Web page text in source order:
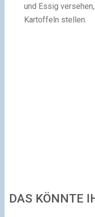
und Essig
Kartoffeln stellen.
DAS KÖNNTE